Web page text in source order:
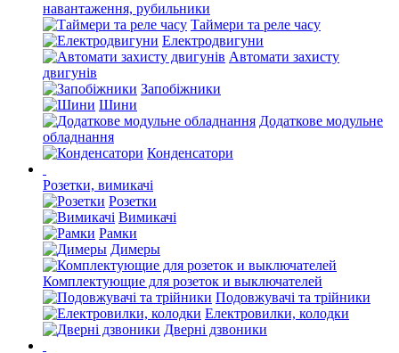
навантаження, рубильники
Таймери та реле часу
Електродвигуни
Автомати захисту
двигунів
Запобіжники
Шини
Додаткове модульне
обладнання
Конденсатори
Розетки, вимикачі
Розетки
Вимикачі
Рамки
Димеры
Комплектующие для розеток и выключателей
Подовжувачі та трійники
Електровилки, колодки
Дверні дзвоники